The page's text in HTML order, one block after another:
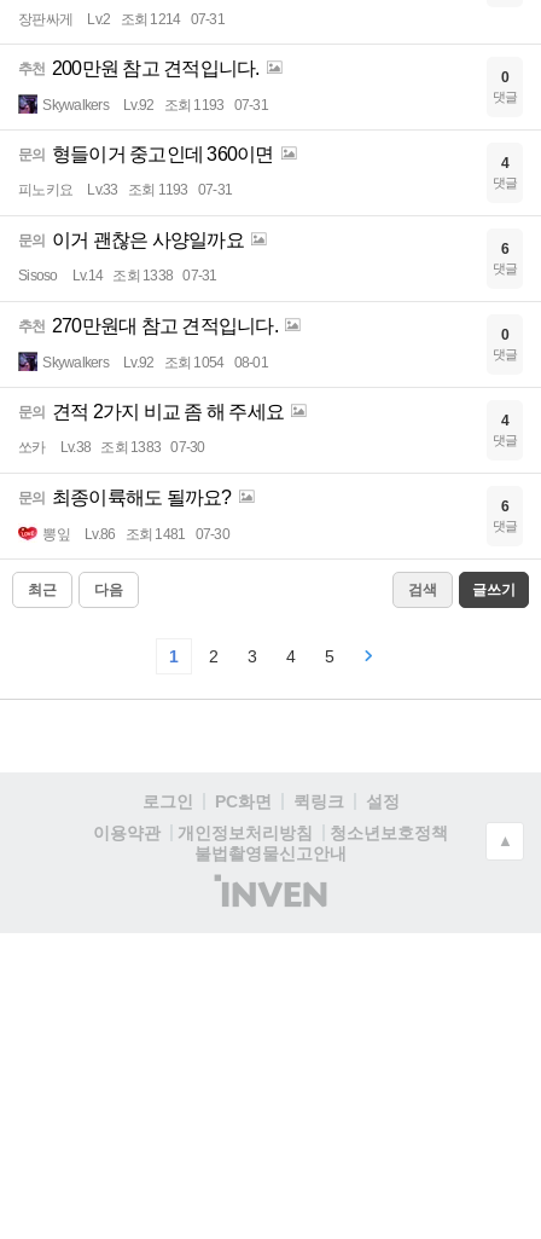
장판싸게 Lv.2 조회 1214 07-31
추천 200만원 참고 견적입니다.
Skywalkers Lv.92 조회 1193 07-31
0
댓글
문의 형들이거 중고인데 360이면
피노키요 Lv.33 조회 1193 07-31
4
댓글
문의 이거 괜찮은 사양일까요
Sisoso Lv.14 조회 1338 07-31
6
댓글
추천 270만원대 참고 견적입니다.
Skywalkers Lv.92 조회 1054 08-01
0
댓글
문의 견적 2가지 비교 좀 해 주세요
쏘카 Lv.38 조회 1383 07-30
4
댓글
문의 최종이륙해도 될까요?
뽕잎 Lv.86 조회 1481 07-30
6
댓글
최근 다음 검색 글쓰기
1 2 3 4 5
로그인 PC화면 퀵링크
설정
이용약관
개인정보처리방침
청소년보호정책
불법촬영물신고안내
(주)
인
▲